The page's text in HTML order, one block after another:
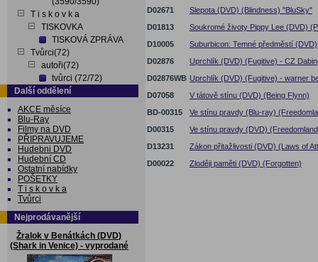
T i s k o v k a
TISKOVKA
TISKOVÁ ZPRÁVA
Tvůrci(72)
autoři(72)
tvůrci (72/72)
Další oddělení
AKCE měsíce
Blu-Ray
Filmy na DVD
PŘIPRAVUJEME
Hudebni DVD
Hudební CD
Ostatní nabídky
POŠETKY
T i s k o v k a
Tvůrci
Nejprodávanější
Žralok v Benátkách (DVD)
(Shark in Venice) - vyprodané
D02671
Slepota (DVD) (Blindness) "BluSky"
D01813
Soukromé životy Pippy Lee (DVD)
D10005
Suburbicon: Temné předměstí (DVD)
D02876
Uprchlík (DVD) (Fugitive) - CZ
D02876WB Uprchlík (DVD) (Fugitive) - warner
D07058
V tátově stínu (DVD) (Being Flynn)
BD-00315
Ve stínu pravdy (Blu-ray)
D00315
Ve stínu pravdy (DVD)
D13231
Zákon přitažlivosti (DVD) (Laws of
D00022
Zloději paměti (DVD) (Forgotten)